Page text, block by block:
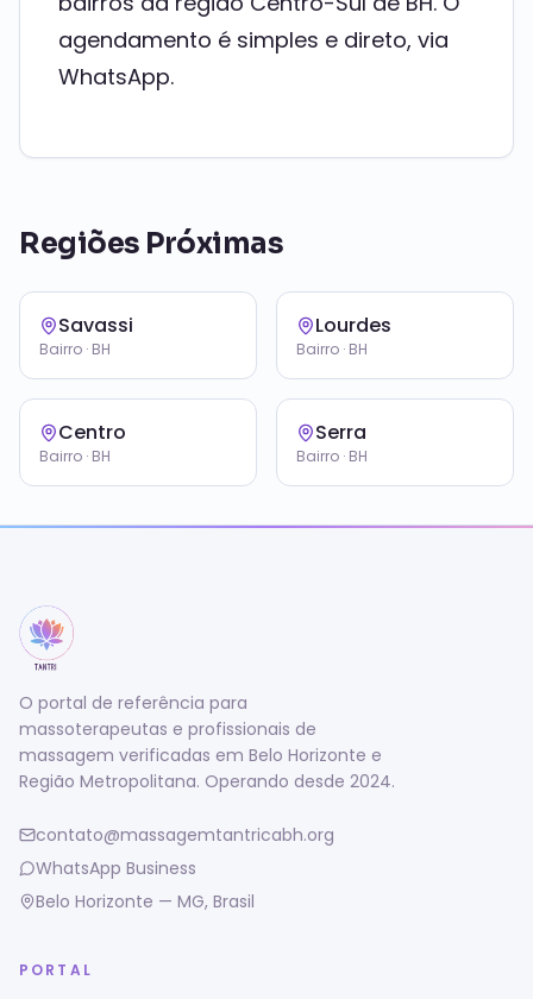
agendamento é simples e direto, via
WhatsApp.
Regiões Próximas
Savassi
Bairro · BH
Lourdes
Bairro · BH
Centro
Bairro · BH
Serra
Bairro · BH
O portal de referência para
massoterapeutas e profissionais de
massagem verificadas em Belo Horizonte e
Região Metropolitana. Operando desde 2024.
contato@massagemtantricabh.org
WhatsApp Business
Belo Horizonte — MG, Brasil
PORTAL